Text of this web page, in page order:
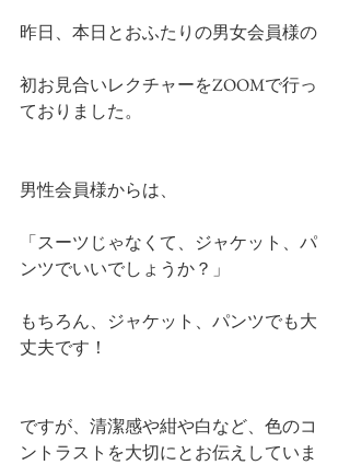
昨日、本日とおふたりの男女会員様の
初お見合いレクチャーをZOOMで行っ
ておりました。
男性会員様からは、
「スーツじゃなくて、ジャケット、パ
ンツでいいでしょうか？」
もちろん、ジャケット、パンツでも大
丈夫です！
ですが、清潔感や紺や白など、色のコ
ントラストを大切にとお伝えしていま